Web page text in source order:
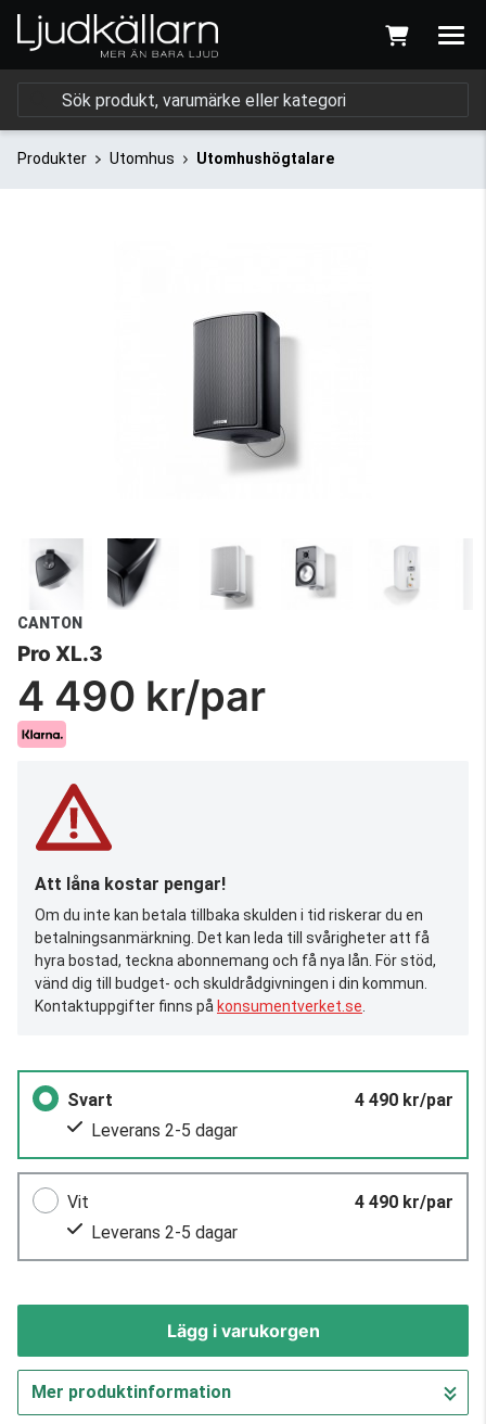
Produkter Utomhus Utomhushögtalare
CANTON
Pro XL.3
4 490 kr/par
Att låna kostar pengar!
Om du inte kan betala tillbaka skulden i tid riskerar du en
betalningsanmärkning. Det kan leda till svårigheter att få
hyra bostad, teckna abonnemang och få nya lån. För stöd,
vänd dig till budget- och skuldrådgivningen i din kommun.
Kontaktuppgifter finns på konsumentverket.se
Svart
4 490 kr/par
Leverans 2-5 dagar
Vit
4 490 kr/par
Leverans 2-5 dagar
Lägg i varukorgen
Gå till kassan
Mer produktinformation